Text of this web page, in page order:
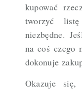
kupować
tworzyć
niezbędne.
na coś czego
dokonuje
Okazuje